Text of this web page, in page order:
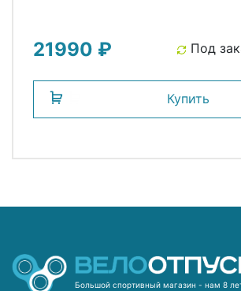
21990 ₽ Под
Купить
Большой спортивный магазин - нам 8